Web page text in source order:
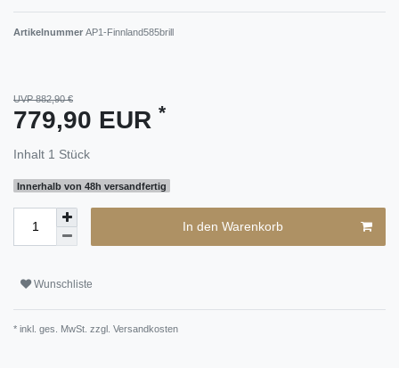
Artikelnummer AP1-Finnland585brill
UVP 882,90 €
779,90 EUR *
Inhalt 1 Stück
Innerhalb von 48h versandfertig
In den Warenkorb
Wunschliste
* inkl. ges. MwSt. zzgl. Versandkosten